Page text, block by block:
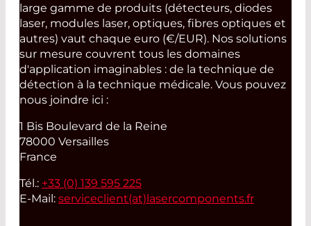
large gamme de produits (détecteurs, diodes
laser, modules laser, optiques, fibres optiques et
autres) vaut chaque euro (€/EUR). Nos solutions
sur mesure couvrent tous les domaines
d'application imaginables : de la technique de
détection à la technique médicale. Vous pouvez
nous joindre ici :
1 Bis Boulevard de la Reine
78000 Versailles
France
Tél.: +33 (0) 139 595 225
E-Mail: serviceclient(at)lasercomponents.fr